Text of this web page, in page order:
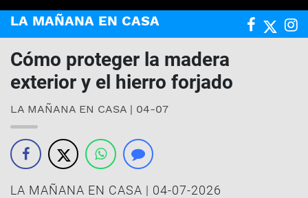
LA MAÑANA EN CASA
Cómo proteger la madera
exterior y el hierro forjado
LA MAÑANA EN CASA | 04-07
LA MAÑANA EN CASA | 04-07-2026